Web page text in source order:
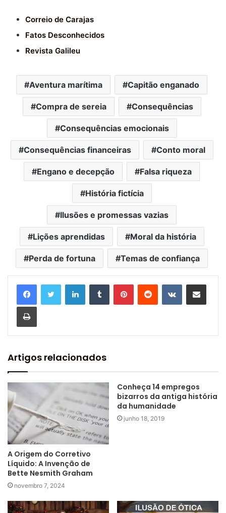
Correio de Carajas
Fatos Desconhecidos
Revista Galileu
Aventura marítima Capitão enganado
Compra de sereia Consequências
Consequências emocionais
Consequências financeiras Conto moral
Engano e decepção Falsa riqueza
História fictícia
Ilusões e promessas vazias
Lições aprendidas Moral da história
Perda de fortuna Temas de confiança
Artigos relacionados
A Origem do Corretivo
Líquido: A Invenção de
Bette Nesmith Graham
novembro 7, 2024
Conheça 14 empregos
bizarros da antiga história
da humanidade
junho 18, 2019